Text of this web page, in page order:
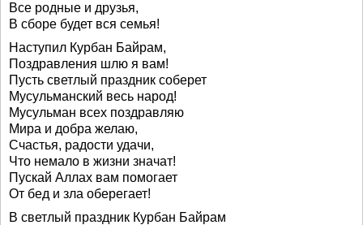
Все родные и друзья,
В сборе будет вся семья!
Наступил Курбан Байрам,
Поздравления шлю я вам!
Пусть светлый праздник соберет
Мусульманский весь народ!
Мусульман всех поздравляю
Мира и добра желаю,
Счастья, радости удачи,
Что немало в жизни значат!
Пускай Аллах вам помогает
От бед и зла оберегает!
В светлый праздник Курбан Байрам